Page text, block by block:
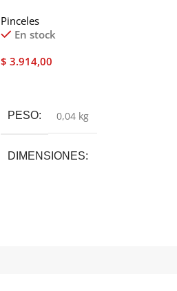
Pinceles
En stock
$ 3.914,00
PESO 0,04 kg
DIMENSIONES